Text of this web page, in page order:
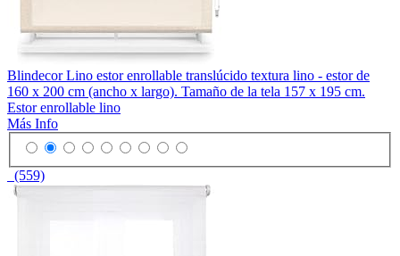
Blindecor Lino estor enrollable translúcido textura lino - estor de
160 x 200 cm (ancho x largo). Tamaño de la tela 157 x 195 cm.
Estor enrollable lino
Más Info
(559)